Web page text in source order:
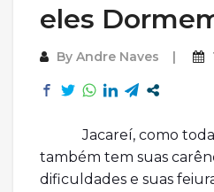
eles
By Andre Naves
Jacareí, como toda
também tem suas
dificuldades e suas